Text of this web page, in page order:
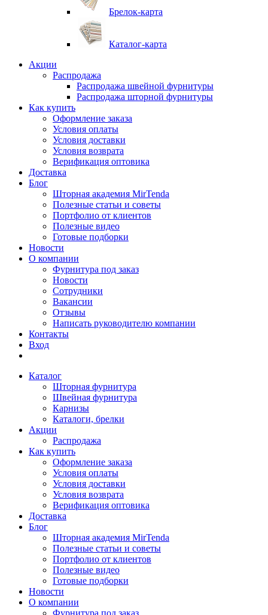
Брелок-карта
Каталог-карта
Акции
Распродажа
Распродажа швейной фурнитуры
Распродажа шторной фурнитуры
Как купить
Оформление заказа
Условия оплаты
Условия доставки
Условия возврата
Верификация оптовика
Доставка
Блог
Шторная академия MirTenda
Полезные статьи и советы
Портфолио от клиентов
Полезные видео
Готовые подборки
Новости
О компании
Фурнитура под заказ
Новости
Сотрудники
Вакансии
Отзывы
Написать руководителю компании
Контакты
Вход
Каталог
Шторная фурнитура
Швейная фурнитура
Карнизы
Каталоги, брелки
Акции
Распродажа
Как купить
Оформление заказа
Условия оплаты
Условия доставки
Условия возврата
Верификация оптовика
Доставка
Блог
Шторная академия MirTenda
Полезные статьи и советы
Портфолио от клиентов
Полезные видео
Готовые подборки
Новости
О компании
Фурнитура под заказ